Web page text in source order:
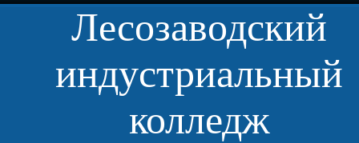
Лесозаводский
индустриальный
колледж